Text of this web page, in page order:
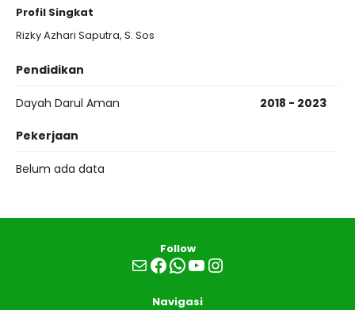
Profil Singkat
Rizky Azhari Saputra, S. Sos
Pendidikan
Dayah Darul Aman 2018 - 2023
Pekerjaan
Belum ada data
Follow
MailFacebook
WhatsApp
YouTube
Instagram
Navigasi